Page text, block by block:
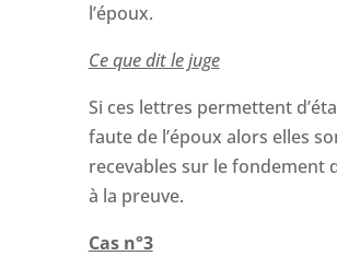
l’époux.
Ce que dit le juge
Si ces lettres permettent
faute de l’époux alors elles
recevables sur le fondement
à la preuve.
Cas n°3